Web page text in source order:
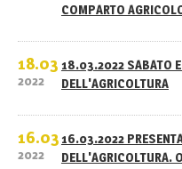
COMPARTO
18.03
2022
18.03.2022 SABATO E
DELL'AGRICOLTURA
16.03
2022
16.03.2022
DELL'AGRICOLTURA.